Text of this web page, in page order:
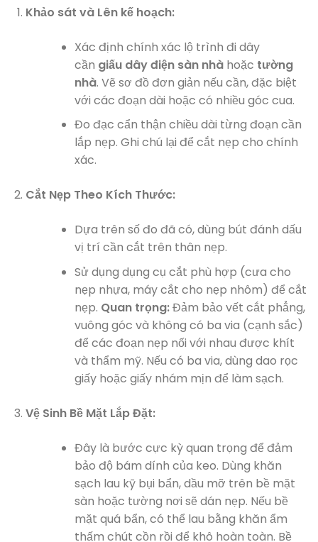
Khảo sát và Lên kế hoạch:
Xác định chính xác lộ trình đi dây
cần giấu dây điện sàn nhàhoặc tường
nhà. Vẽ sơ đồ đơn giản nếu cần, đặc biệt
với các đoạn dài hoặc có nhiều góc cua.
Đo đạc cẩn thận chiều dài từng đoạn cần
lắp nẹp. Ghi chú lại để cắt nẹp cho chính
xác.
Cắt Nẹp Theo Kích Thước:
Dựa trên số đo đã có, dùng bút đánh dấu
vị trí cần cắt trên thân nẹp.
Sử dụng dụng cụ cắt phù hợp (cưa cho
nẹp nhựa, máy cắt cho nẹp nhôm) để cắt
nẹp. Quan trọng:Đảm bảo vết cắt phẳng,
vuông góc và không có ba via (cạnh sắc)
để các đoạn nẹp nối với nhau được khít
và thẩm mỹ. Nếu có ba via, dùng dao rọc
giấy hoặc giấy nhám mịn để làm sạch.
Vệ Sinh Bề Mặt Lắp Đặt:
Đây là bước cực kỳ quan trọng để đảm
bảo độ bám dính của keo. Dùng khăn
sạch lau kỹ bụi bẩn, dầu mỡ trên bề mặt
sàn hoặc tường nơi sẽ dán nẹp. Nếu bề
mặt quá bẩn, có thể lau bằng khăn ẩm
thấm chút cồn rồi để khô hoàn toàn. Bề